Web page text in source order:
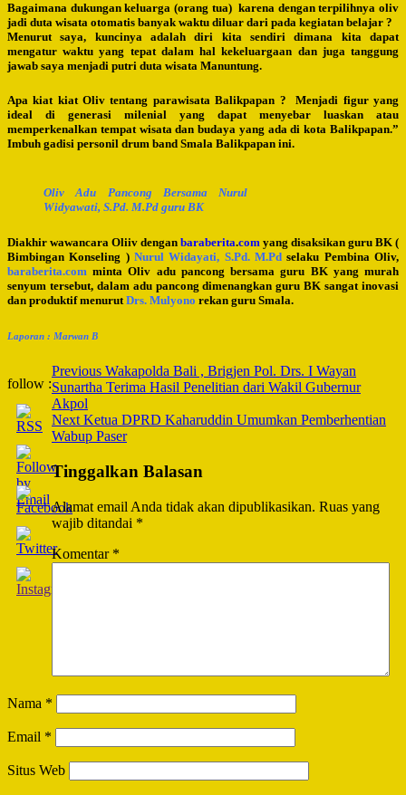
Bagaimana dukungan keluarga (orang tua) karena dengan terpilihnya oliv
jadi duta wisata otomatis banyak waktu diluar dari pada kegiatan belajar ?
Menurut saya, kuncinya adalah diri kita sendiri dimana kita dapat
mengatur waktu yang tepat dalam hal kekeluargaan dan juga tanggung
jawab saya menjadi putri duta wisata Manuntung.
Apa kiat kiat Oliv tentang parawisata Balikpapan ? Menjadi figur yang
ideal di generasi milenial yang dapat menyebar luaskan atau
memperkenalkan tempat wisata dan budaya yang ada di kota Balikpapan.”
Imbuh gadisi personil drum band Smala Balikpapan ini.
Oliv Adu Pancong Bersama Nurul
Widyawati, S.Pd. M.Pd guru BK
Diakhir wawancara Oliiv dengan baraberita.com yang disaksikan guru BK (
Bimbingan Konseling ) Nurul Widayati, S.Pd. M.Pdselaku Pembina Oliv,
baraberita.com minta Oliv adu pancong bersama guru BK yang murah
senyum tersebut, dalam adu pancong dimenangkan guru BK sangat inovasi
dan produktif menurut Drs. Mulyono rekan guru Smala.
Laporan : Marwan B
follow :
Post
Navigation
Previous Wakapolda Bali , Brigjen Pol. Drs. I Wayan
Sunartha Terima Hasil Penelitian dari Wakil Gubernur
Akpol
NextKetua DPRD Kaharuddin Umumkan Pemberhentian
Wabup Paser
Tinggalkan Balasan
Alamat email Anda tidak akan dipublikasikan. Ruas yang
wajib ditandai *
Komentar *
Nama *
Email *
Situs Web